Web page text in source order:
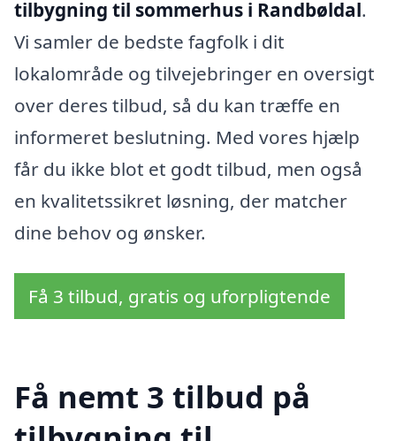
tilbygning til sommerhus i Randbøldal.
Vi samler de bedste fagfolk i dit
lokalområde og tilvejebringer en oversigt
over deres tilbud, så du kan træffe en
informeret beslutning. Med vores hjælp
får du ikke blot et godt tilbud, men også
en kvalitetssikret løsning, der matcher
dine behov og ønsker.
Få 3 tilbud, gratis og uforpligtende
Få nemt 3 tilbud på